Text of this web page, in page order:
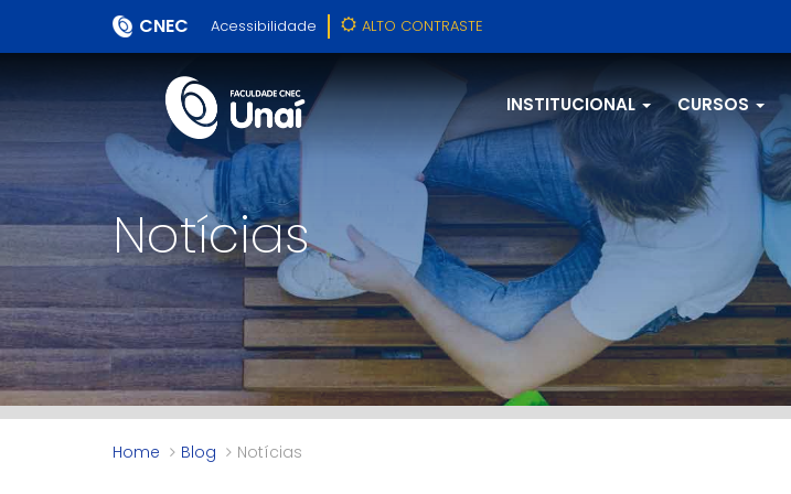
CNEC Acessibilidade ALTO CONTRASTE
INSTITUCIONAL CURSOS
Notícias
Home Blog Notícias